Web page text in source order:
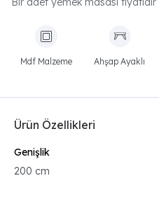
Mdf Malzeme Ahşap Ayaklı
Ürün Özellikleri
Genişlik
200 cm